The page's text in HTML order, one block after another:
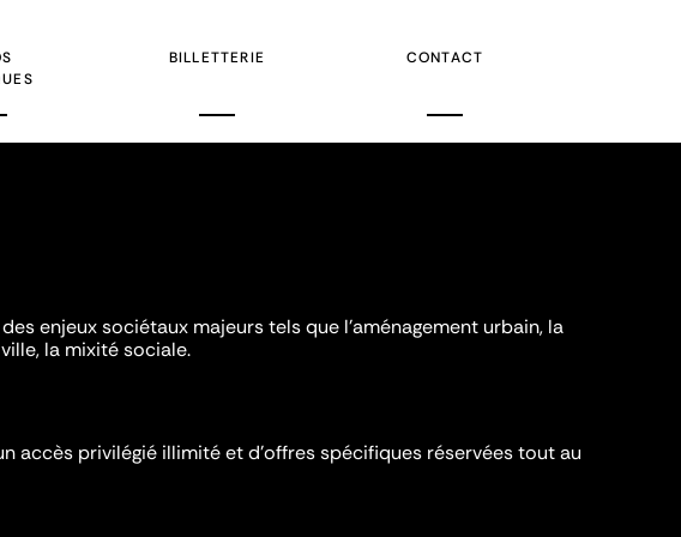
BILLETTERIE CONTACT
enjeux sociétaux majeurs tels que l'aménagement urbain, la
la mixité sociale.
accès privilégié illimité et d’offres spécifiques réservées tout au